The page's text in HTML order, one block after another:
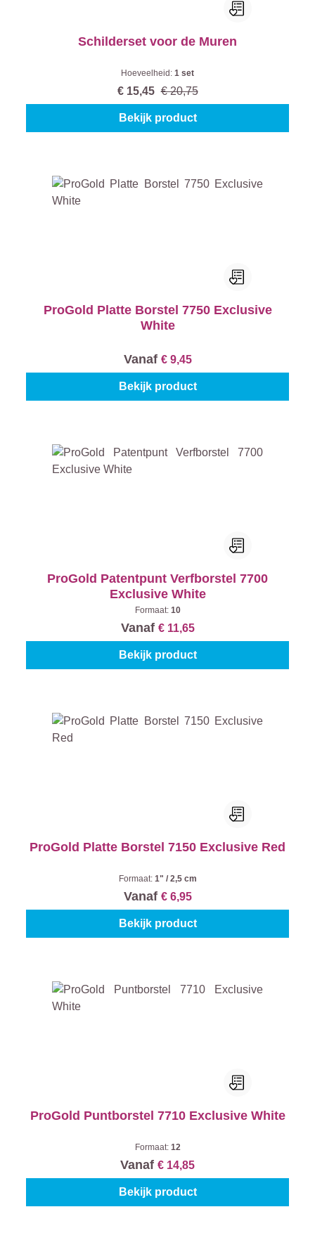
Schilderset voor de Muren
Hoeveelheid: 1 set
€ 15,45 € 20,75
Bekijk product
ProGold Platte Borstel 7750 Exclusive
White
Vanaf € 9,45
Bekijk product
ProGold Patentpunt Verfborstel 7700
Exclusive White
Formaat: 10
Vanaf € 11,65
Bekijk product
ProGold Platte Borstel 7150 Exclusive Red
Formaat: 1" / 2,5 cm
Vanaf € 6,95
Bekijk product
ProGold Puntborstel 7710 Exclusive White
Formaat: 12
Vanaf € 14,85
Bekijk product